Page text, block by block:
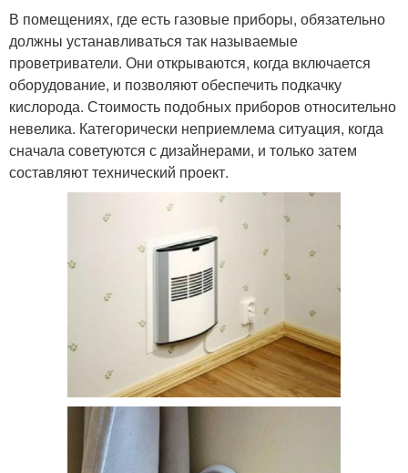
В помещениях, где есть газовые приборы, обязательно
должны устанавливаться так называемые
проветриватели. Они открываются, когда включается
оборудование, и позволяют обеспечить подкачку
кислорода. Стоимость подобных приборов относительно
невелика. Категорически неприемлема ситуация, когда
сначала советуются с дизайнерами, и только затем
составляют технический проект.